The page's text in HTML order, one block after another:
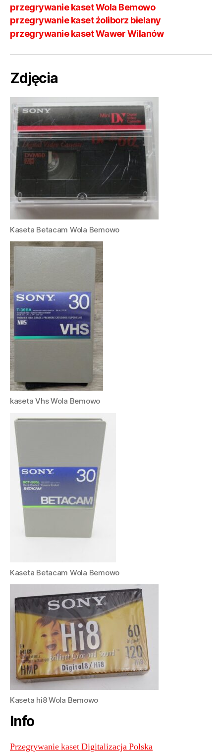
przegrywanie kaset Wola Bemowo
przegrywanie kaset żoliborz bielany
przegrywanie kaset Wawer Wilanów
Zdjęcia
Kaseta Betacam Wola Bemowo
kaseta Vhs Wola Bemowo
Kaseta Betacam Wola Bemowo
Kaseta hi8 Wola Bemowo
Info
Przegrywanie kaset Digitalizacja Polska